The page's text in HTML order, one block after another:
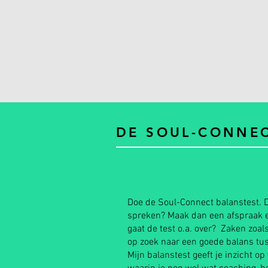
DE SOUL-
Doe de Soul-Connect balanstest.
spreken? Maak dan een
gaat de test o.a. over? Zaken
op zoek naar een goede balans
Mijn balanstest geeft je inzicht